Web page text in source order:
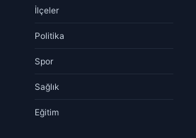
İlçeler
Politika
Spor
Sağlık
Eğitim